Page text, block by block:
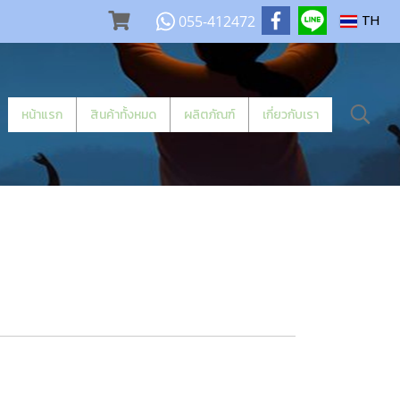
055-412472 TH
หน้าแรก สินค้าทั้งหมด ผลิตภัณฑ์ เกี่ยวกับเรา